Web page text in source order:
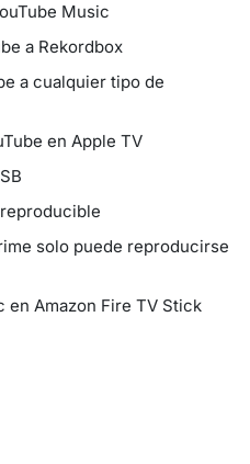
Music
a Rekordbox
a cualquier tipo de
en Apple TV
solo puede reproducirse
en Amazon Fire TV Stick